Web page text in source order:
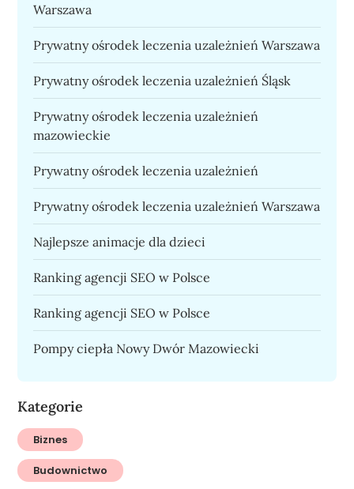
Warszawa
Prywatny ośrodek leczenia uzależnień Warszawa
Prywatny ośrodek leczenia uzależnień Śląsk
Prywatny ośrodek leczenia uzależnień
mazowieckie
Prywatny ośrodek leczenia uzależnień
Prywatny ośrodek leczenia uzależnień Warszawa
Najlepsze animacje dla dzieci
Ranking agencji SEO w Polsce
Ranking agencji SEO w Polsce
Pompy ciepła Nowy Dwór Mazowiecki
Kategorie
Biznes
Budownictwo